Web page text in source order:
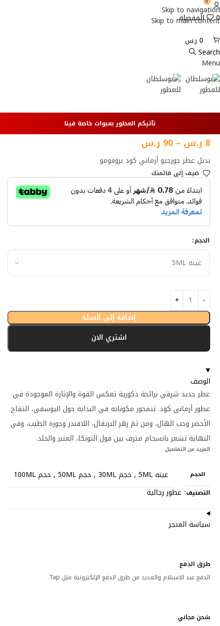
Skip to navigation
Skip to main content
0 المفضلة
0 ر.س
Search
Menu
الأكثر مبيعا
تأتيكم العطور بعبوات خاصة فينا
بديل عطر جورجيو أرماني كود بروفومو
8 ر.س –
90 ر.س
ضيف إلي قائمتك
الحجم
إضافة إلى السلة
اشتري الان
الوصف
عطر جديد شرقي برائحة ذكورية تعكس القوة والإثارة الموجودة في
عطور أرماني كود. تتمحور مكوناته في البداية حول اليوسفي، التفاح
الأخضر وحب الهال، ومن ثمَ زهر البرتقال، اللافندر وجوزة الطيب، وفي
النهاية تشعر بانسجام مترف بين فول التونكا، العنبر والجلد.
المزيد من التفاصيل
الحجم عينه 5ML , حجم 30ML , حجم 50ML , حجم 100ML
التصنيف: عطور رجالية
سياسة المتجر
طرق الدفع
الدفع عند الاستلام والعديد من طرق الدفع الإلكترونية مثل Tap.
شحن مجاني